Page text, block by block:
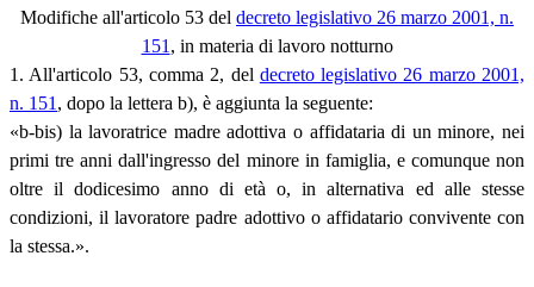
Modifiche all'articolo 53 del decreto legislativo 26 marzo 2001, n.
151 , in materia di lavoro notturno
1. All'articolo 53, comma 2, del decreto legislativo 26 marzo 2001,
n. 151 , dopo la lettera b), è aggiunta la seguente:
«b-bis) la lavoratrice madre adottiva o affidataria di un minore, nei
primi tre anni dall'ingresso del minore in famiglia, e comunque non
oltre il dodicesimo anno di età o, in alternativa ed alle stesse
condizioni, il lavoratore padre adottivo o affidatario convivente con
la stessa.».